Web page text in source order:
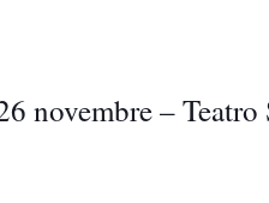
novembre – Teatro